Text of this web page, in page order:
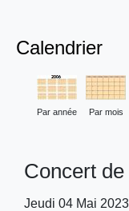
Calendrier
Par année Par mois
Concert
Jeudi 04 Mai